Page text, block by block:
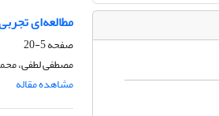
مطالعه‌ای
صفحه5-20
مصطفی لطفی،
مشاهده مقاله